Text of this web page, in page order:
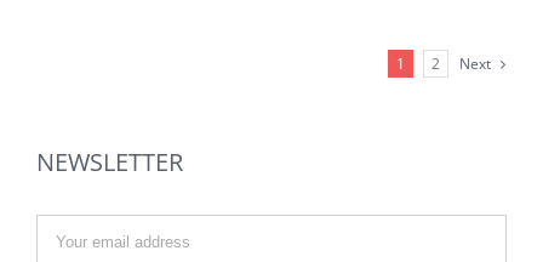
1 2 Next
NEWSLETTER